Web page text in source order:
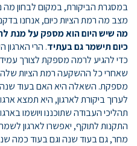
במסגרת הביקורת, במקום לבחון מה
מצב מה רמת הציות כיום, אנחנו
מה שיש היום הוא מספק על מנת
כיום תישמר גם בעתיד. הרי
כדי להגיע לרמה מספקת לצורך
שאחרי כל ההשקעה רמת הציות
מספקת. השאלה היא האם בעוד
לערוך ביקורת לארגון, היא תמצא
תהליכי העבודה שתוכננו ויושמו
התקנות לתוקף, יאפשרו לארגון
מחר, גם בעוד שנה וגם בעוד כמה